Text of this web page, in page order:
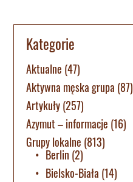
Kategorie
Aktualne (47)
Aktywna męska grupa (87)
Artykuły(257)
Azymut – informacje (16)
Grupy lokalne (813)
Berlin (2)
Bielsko-Biała (14)